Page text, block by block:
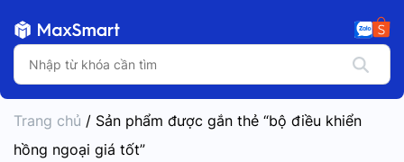
Trang chủ / Sản phẩm được gắn thẻ “bộ điều khiển
hồng ngoại giá tốt”